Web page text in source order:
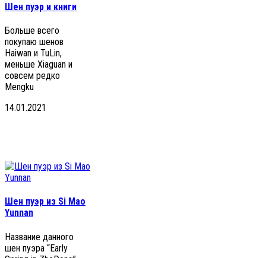
Шен пуэр и книги
Больше всего
покупаю шенов
Haiwan и TuLin,
меньше Xiaguan и
совсем редко
Mengku
14.01.2021
Шен пуэр из Si Mao
Yunnan
Название данного
шен пуэра “Early